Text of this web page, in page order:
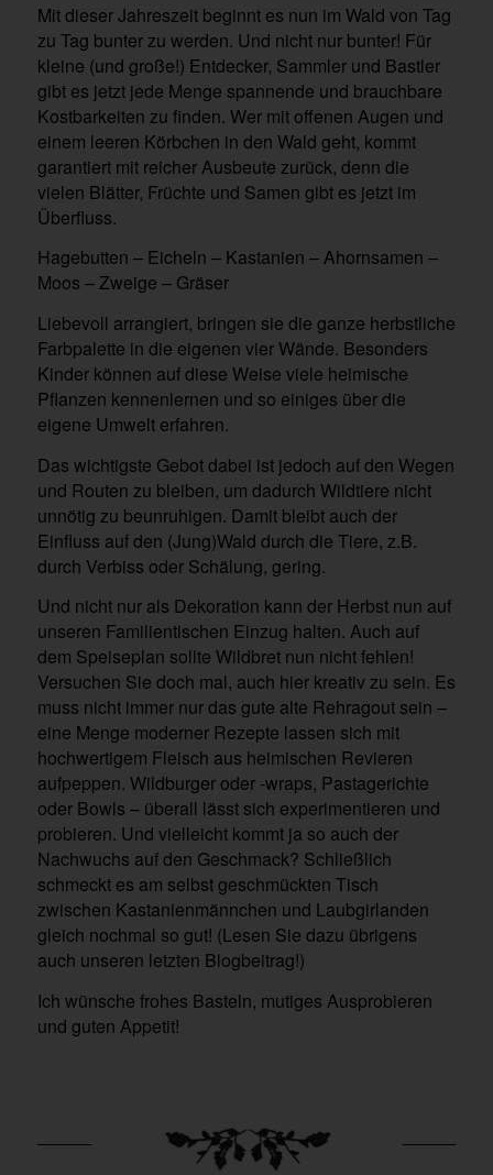
Mit dieser Jahreszeit beginnt es nun im Wald von Tag
zu Tag bunter zu werden. Und nicht nur bunter! Für
kleine (und große!) Entdecker, Sammler und Bastler
gibt es jetzt jede Menge spannende und brauchbare
Kostbarkeiten zu finden. Wer mit offenen Augen und
einem leeren Körbchen in den Wald geht, kommt
garantiert mit reicher Ausbeute zurück, denn die
vielen Blätter, Früchte und Samen gibt es jetzt im
Überfluss.
Hagebutten – Eicheln – Kastanien – Ahornsamen –
Moos – Zweige – Gräser
Liebevoll arrangiert, bringen sie die ganze herbstliche
Farbpalette in die eigenen vier Wände. Besonders
Kinder können auf diese Weise viele heimische
Pflanzen kennenlernen und so einiges über die
eigene Umwelt erfahren.
Das wichtigste Gebot dabei ist jedoch auf den Wegen
und Routen zu bleiben, um dadurch Wildtiere nicht
unnötig zu beunruhigen. Damit bleibt auch der
Einfluss auf den (Jung)Wald durch die Tiere, z.B.
durch Verbiss oder Schälung, gering.
Und nicht nur als Dekoration kann der Herbst nun auf
unseren Familientischen Einzug halten. Auch auf
dem Speiseplan sollte Wildbret nun nicht fehlen!
Versuchen Sie doch mal, auch hier kreativ zu sein. Es
muss nicht immer nur das gute alte Rehragout sein –
eine Menge moderner Rezepte lassen sich mit
hochwertigem Fleisch aus heimischen Revieren
aufpeppen. Wildburger oder -wraps, Pastagerichte
oder Bowls – überall lässt sich experimentieren und
probieren. Und vielleicht kommt ja so auch der
Nachwuchs auf den Geschmack? Schließlich
schmeckt es am selbst geschmückten Tisch
zwischen Kastanienmännchen und Laubgirlanden
gleich nochmal so gut! (Lesen Sie dazu übrigens
auch unseren letzten Blogbeitrag!)
Ich wünsche frohes Basteln, mutiges Ausprobieren
und guten Appetit!